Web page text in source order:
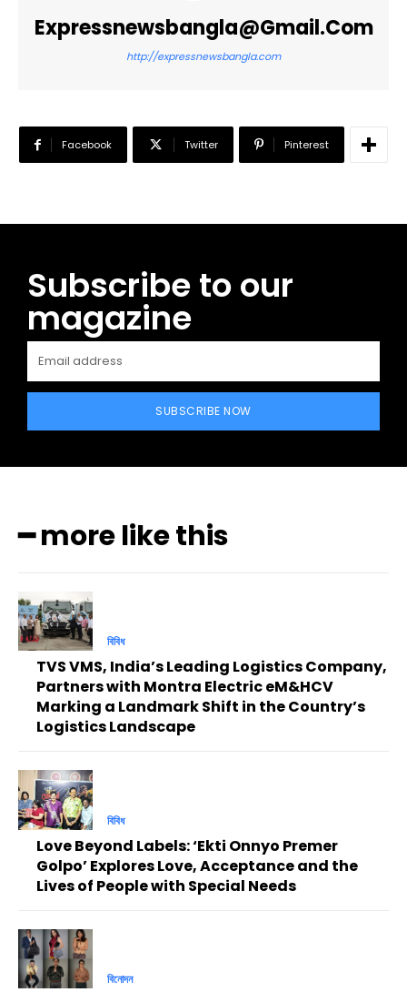
Expressnewsbangla@gmail.com
http://expressnewsbangla.com
Facebook Twitter Pinterest
Subscribe to our
magazine
SUBSCRIBE NOW
━ more like this
বিবিধ
TVS VMS, India’s Leading Logistics Company,
Partners with Montra Electric eM&HCV
Marking a Landmark Shift in the Country’s
Logistics Landscape
বিবিধ
Love Beyond Labels: ‘Ekti Onnyo Premer
Golpo’ Explores Love, Acceptance and the
Lives of People with Special Needs
বিনোদন